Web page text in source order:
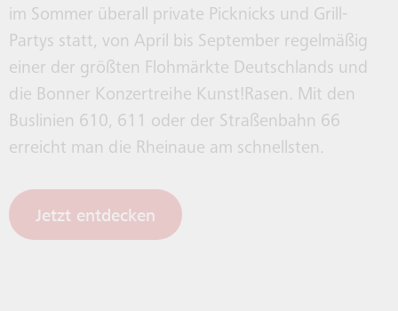
im Sommer überall private Picknicks und Grill-
Partys statt, von April bis September regelmäßig
einer der größten Flohmärkte Deutschlands und
die Bonner Konzertreihe Kunst!Rasen. Mit den
Buslinien 610, 611 oder der Straßenbahn 66
erreicht man die Rheinaue am schnellsten.
Jetzt entdecken